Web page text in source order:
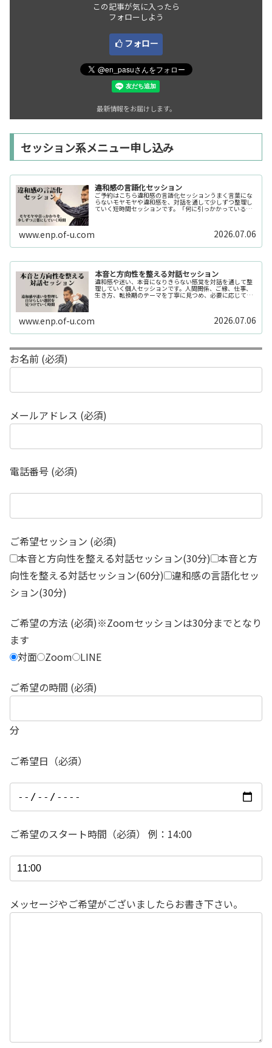
この記事が気に入ったら
フォローしよう
フォロー
最新情報をお届けします。
セッション系メニュー申し込み
違和感の言語化セッション
ご予約はこちら違和感の言語化セッションうまく言葉にな
らないモヤモヤや違和感を、対話を通して少しずつ整理し
ていく短時間セッションです。「何に引っかかっているの
か分からない」「今の自分の状態を整理したい」そんな時
www.enp.of-u.com 2026.07.06
本音と方向性を整える対話セッション
違和感や迷い、本音になりきらない感覚を対話を通して整
理していく個人セッションです。人間関係、ご縁、仕事、
生き方、転換期のテーマを丁寧に見つめ、必要に応じてカ
ードや感性の視点も補助的に用います。
www.enp.of-u.com 2026.07.06
お名前 (必須)
メールアドレス (必須)
電話番号 (必須)
ご希望セッション (必須)
本音と方向性を整える対話セッション(30分) 本音と方
向性を整える対話セッション(60分) 違和感の言語化セッ
ション(30分)
ご希望の方法 (必須)※Zoomセッションは30分までとなり
ます
対面 Zoom LINE
ご希望の時間 (必須)
分
ご希望日（必須）
ご希望のスタート時間（必須） 例：14:00
メッセージやご希望がございましたらお書き下さい。